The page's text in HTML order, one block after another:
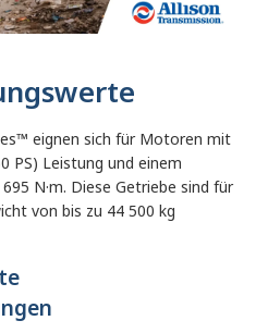
eignen sich für Motoren mit
PS) Leistung und einem
N·m. Diese Getriebe sind für
von bis zu 44 500 kg